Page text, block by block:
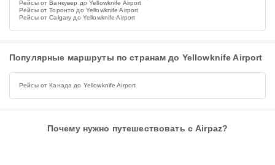
Рейсы от Ванкувер до Yellowknife Airport
Рейсы от Торонто до Yellowknife Airport
Рейсы от Calgary до Yellowknife Airport
Популярные маршруты по странам до Yellowknife Airport
Рейсы от Канада до Yellowknife Airport
Почему нужно путешествовать с Airpaz?